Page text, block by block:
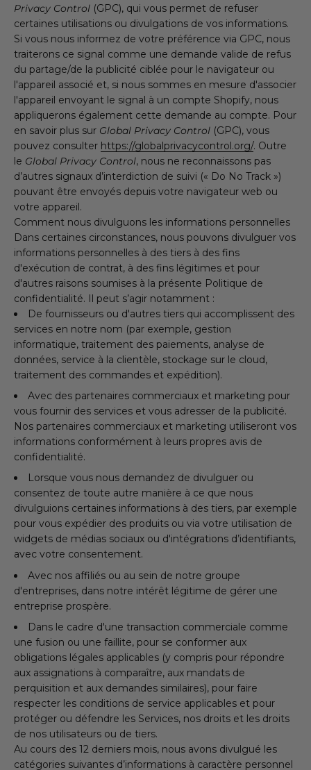
Privacy Control (GPC), qui vous permet de refuser
certaines utilisations ou divulgations de vos informations.
Si vous nous informez de votre préférence via GPC, nous
traiterons ce signal comme une demande valide de refus
du partage/de la publicité ciblée pour le navigateur ou
l'appareil associé et, si nous sommes en mesure d'associer
l'appareil envoyant le signal à un compte Shopify, nous
appliquerons également cette demande au compte. Pour
en savoir plus sur Global Privacy Control (GPC), vous
pouvez consulter https://globalprivacycontrol.org/. Outre
le Global Privacy Control, nous ne reconnaissons pas
d’autres signaux d’interdiction de suivi (« Do No Track »)
pouvant être envoyés depuis votre navigateur web ou
votre appareil.
Comment nous divulguons les informations personnelles
Dans certaines circonstances, nous pouvons divulguer vos
informations personnelles à des tiers à des fins
d'exécution de contrat, à des fins légitimes et pour
d'autres raisons soumises à la présente Politique de
confidentialité. Il peut s’agir notamment :
De fournisseurs ou d'autres tiers qui accomplissent des
services en notre nom (par exemple, gestion
informatique, traitement des paiements, analyse de
données, service à la clientèle, stockage sur le cloud,
traitement des commandes et expédition).
Avec des partenaires commerciaux et marketing pour
vous fournir des services et vous adresser de la publicité.
Nos partenaires commerciaux et marketing utiliseront vos
informations conformément à leurs propres avis de
confidentialité.
Lorsque vous nous demandez de divulguer ou
consentez de toute autre manière à ce que nous
divulguions certaines informations à des tiers, par exemple
pour vous expédier des produits ou via votre utilisation de
widgets de médias sociaux ou d'intégrations d’identifiants,
avec votre consentement.
Avec nos affiliés ou au sein de notre groupe
d'entreprises, dans notre intérêt légitime de gérer une
entreprise prospère.
Dans le cadre d'une transaction commerciale comme
une fusion ou une faillite, pour se conformer aux
obligations légales applicables (y compris pour répondre
aux assignations à comparaître, aux mandats de
perquisition et aux demandes similaires), pour faire
respecter les conditions de service applicables et pour
protéger ou défendre les Services, nos droits et les droits
de nos utilisateurs ou de tiers.
Au cours des 12 derniers mois, nous avons divulgué les
catégories suivantes d’informations à caractère personnel